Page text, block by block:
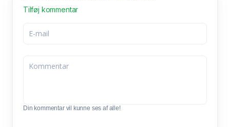
Tilføj kommentar
Din kommentar vil kunne ses af alle!